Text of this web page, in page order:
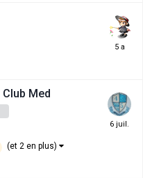
Med
(et 2 en plus)